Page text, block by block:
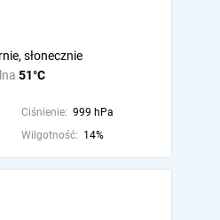
51°C
słonecznie
Ciśnienie: 999 hPa
Wilgotność: 14%